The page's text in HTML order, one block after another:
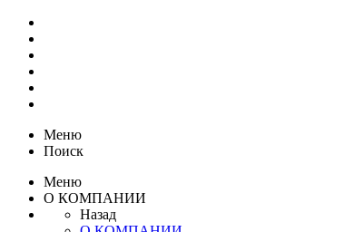
Меню
Поиск
Меню
О КОМПАНИИ
Назад